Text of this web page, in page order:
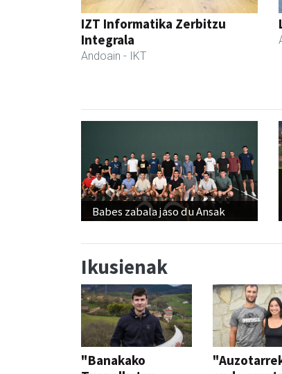
IZT Informatika Zerbitzu
Integrala
Andoain - IKT
Babes zabala jaso du Ansak
Ikusienak
"Banakako